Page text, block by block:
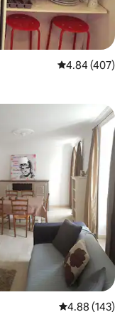
レビュー407
4.84 (407)
レビュー143
4.88 (143)